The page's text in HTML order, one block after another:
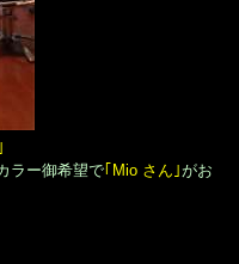
ラー御希望で｢Mio さん｣がお